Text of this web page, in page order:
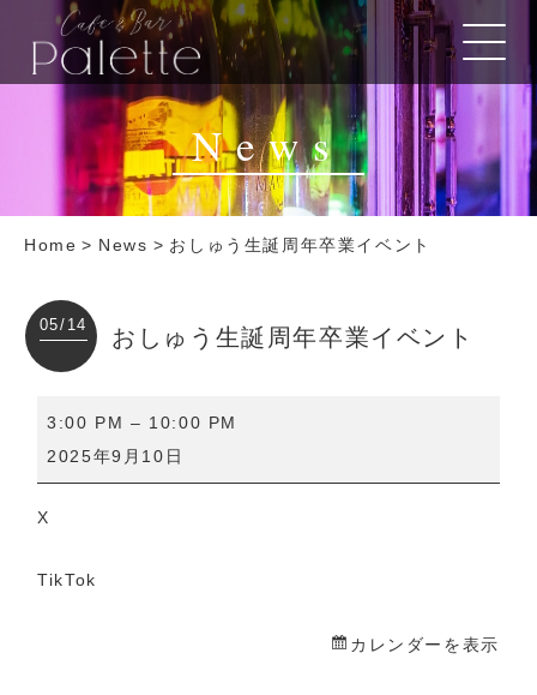
News
Home > News > おしゅう生誕周年卒業イベント
05/14 おしゅう生誕周年卒業イベント
ゅ
う
誕
3:00 PM – 10:00 PM
2025年9月10日
X
TikTok
カレンダーを表示